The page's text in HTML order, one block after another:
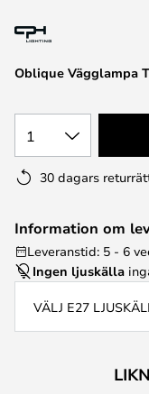
Oblique Vägglampa
1
30 dagars
Information om
Leveranstid: 5 - 6
Ingen ljuskälla
VÄLJ E27